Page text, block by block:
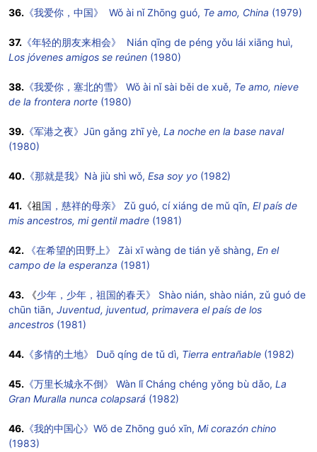
36. 《我爱你，中国》 Wǒ ài nǐ Zhōng guó, Te amo, China (1979)
37. 《年轻的朋友来相会》 Nián qīng de péng yǒu lái xiāng huì,
Los jóvenes amigos se reúnen (1980)
38. 《我爱你，塞北的雪》 Wǒ ài nǐ sài běi de xuě, Te amo, nieve
de la frontera norte (1980)
39. 《军港之夜》Jūn gǎng zhī yè, La noche en la base naval
(1980)
40. 《那就是我》Nà jiù shì wǒ, Esa soy yo (1982)
41. 《祖国，慈祥的母亲》 Zǔ guó, cí xiáng de mǔ qīn, El país de
mis ancestros, mi gentil madre (1981)
42. 《在希望的田野上》 Zài xī wàng de tián yě shàng, En el
campo de la esperanza (1981)
43. 《少年，少年，祖国的春天》 Shào nián, shào nián, zǔ guó de
chūn tiān, Juventud, juventud, primavera el país de los
ancestros (1981)
44. 《多情的土地》 Duō qíng de tǔ dì, Tierra entrañable (1982)
45. 《万里长城永不倒》 Wàn lǐ Cháng chéng yǒng bù dǎo, La
Gran Muralla nunca colapsará (1982)
46. 《我的中国心》Wǒ de Zhōng guó xīn, Mi corazón chino
(1983)